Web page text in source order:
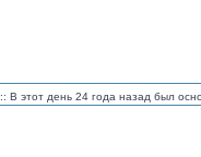
:: В этот день 24 года назад был